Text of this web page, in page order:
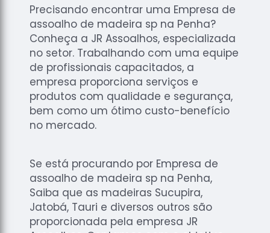
Raspagem
de Tacos
de
Madeiras
Raspagens
de Pisos
Madeiras
Precisando encontrar uma Empresa de
assoalho de madeira sp na Penha?
Conheça a JR Assoalhos, especializada
no setor. Trabalhando com uma equipe
de profissionais capacitados, a
empresa proporciona serviços e
produtos com qualidade e segurança,
bem como um ótimo custo-benefício
no mercado.
Se está procurando por Empresa de
assoalho de madeira sp na Penha,
Saiba que as madeiras Sucupira,
Jatobá, Tauri e diversos outros são
proporcionada pela empresa JR